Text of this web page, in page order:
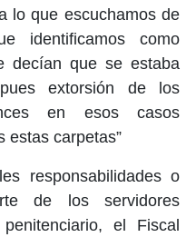
lo que escuchamos de
identificamos como
decían que se estaba
extorsión de los
en esos casos
estas carpetas”
responsabilidades o
de los servidores
el Fiscal